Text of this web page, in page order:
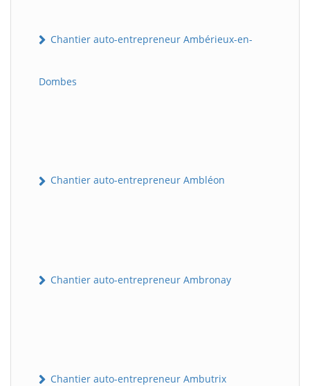
Chantier auto-entrepreneur Ambérieux-en-
Dombes
Chantier auto-entrepreneur Ambléon
Chantier auto-entrepreneur Ambronay
Chantier auto-entrepreneur Ambutrix